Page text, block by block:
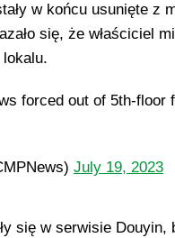
w końcu usunięte z
się, że właściciel
forced out of 5th-floor
July 19, 2023
się w serwisie Douyin,